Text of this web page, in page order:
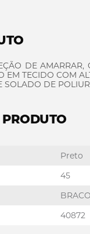
DE
EM TECIDO COM
SOLADO DE
Preto
45
40872